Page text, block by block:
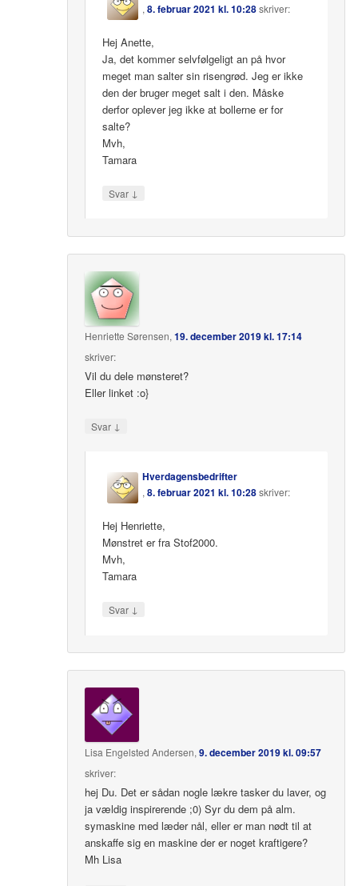
,8. februar 2021 kl. 10:28skriver:
Hej Anette,
Ja, det kommer selvfølgeligt an på hvor
meget man salter sin risengrød. Jeg er ikke
den der bruger meget salt i den. Måske
derfor oplever jeg ikke at bollerne er for
salte?
Mvh,
Tamara
Svar ↓
Henriette Sørensen,19. december 2019 kl. 17:14
skriver:
Vil du dele mønsteret?
Eller linket :o}
Svar ↓
Hverdagensbedrifter
,8. februar 2021 kl. 10:28skriver:
Hej Henriette,
Mønstret er fra Stof2000.
Mvh,
Tamara
Svar ↓
Lisa Engelsted Andersen,9. december 2019 kl. 09:57
skriver:
hej Du. Det er sådan nogle lækre tasker du laver, og
ja vældig inspirerende ;0) Syr du dem på alm.
symaskine med læder nål, eller er man nødt til at
anskaffe sig en maskine der er noget kraftigere?
Mh Lisa